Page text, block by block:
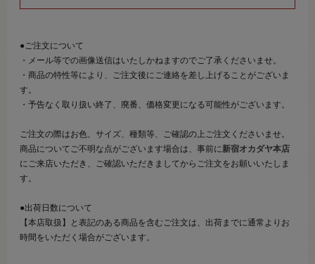
●ご注文について
・メール等での画像送信はいたしかねますのでご了承くださいませ。
・商品の特性等により、ご注文後にご連絡を差し上げることがございま
す。
・予告なく取り扱い終了、廃番、価格変更になる可能性がございます。
ご注文の際はお色、サイズ、種類等、ご確認の上ご注文くださいませ。
商品についてご不明な点がございます場合は、事前に新宿オカダヤ本店
にご来店いただき、ご確認いただきましてからご注文をお願いいたしま
す。
●出荷日数について
【本店取扱】と表記のある商品を含むご注文は、出荷までに通常よりお
時間をいただく場合がございます。